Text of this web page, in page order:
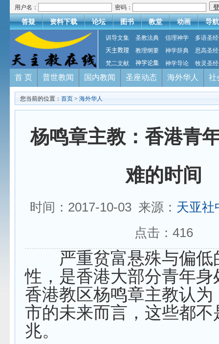
用户名： 密码：
答疑 资料下载 论坛 图书 教堂 动画 导航
训导文集 圣教法典 信理神学
多语圣经
天主教理
教理纲要 神学辞典
思高圣经
梵二文献
神学论集 神学导论 牧灵圣经
首 页 普世教闻 国内教闻 圣座动态 海外华人 社
您当前的位置： 首页 > 海外华人
杨鸣章主教：香港青
难的时间
时间：2017-10-03 来源： 天亚社
点击： 416
严重贫富悬殊与偏低
性，是香港大部分青年身
香港教区杨鸣章主教认为
市的未来而言，这些都不
兆。